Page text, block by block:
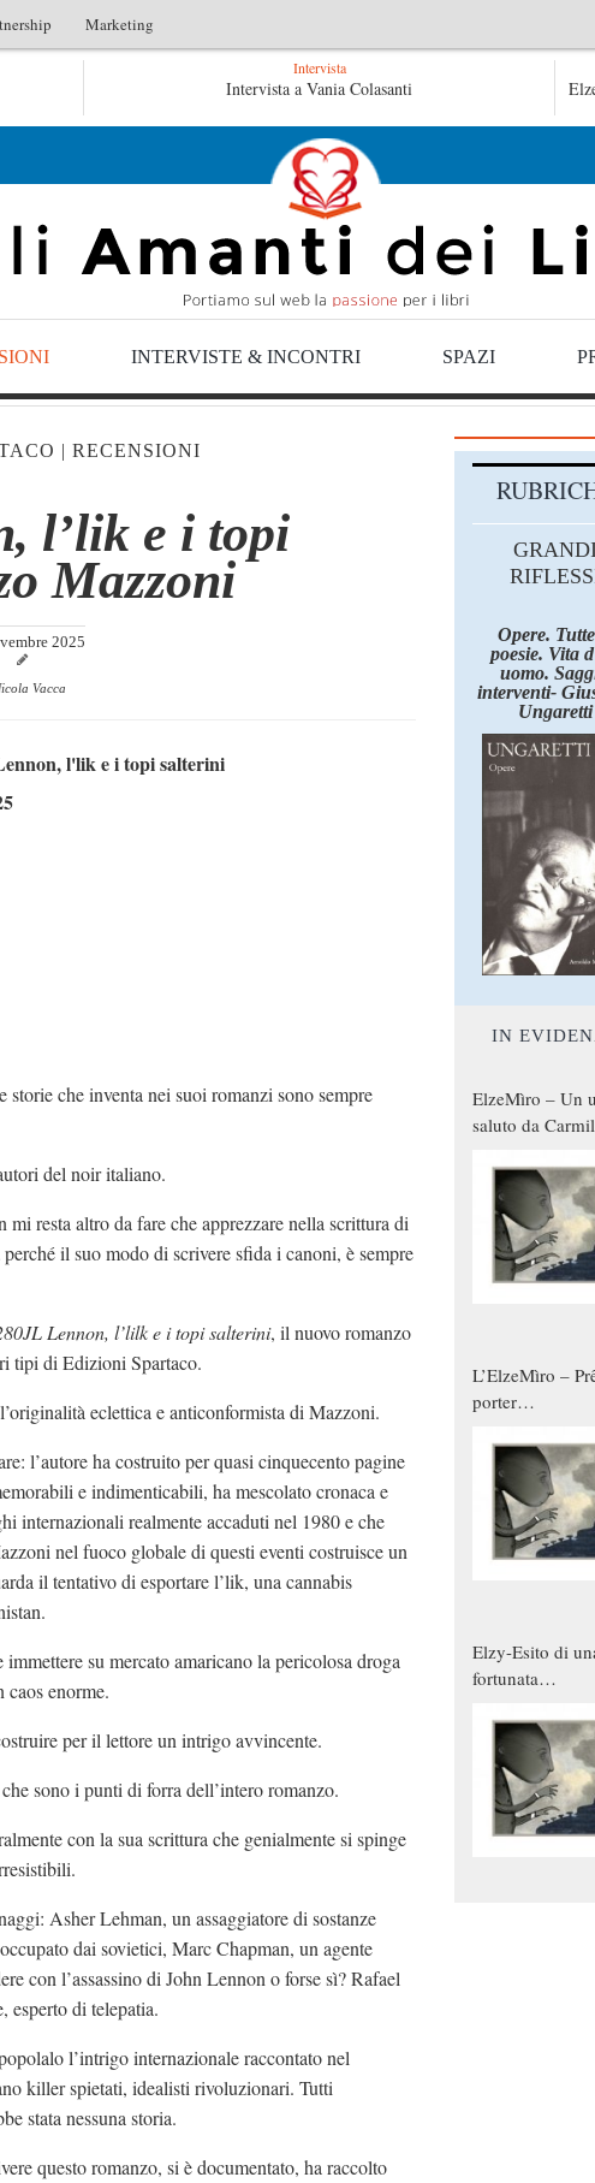
Marketing
& Lucentini Le anime salve di Fabrizio De André – Jan Gaggetta
– Jan Gaggetta
Intervista
Intervista a Vania Colasanti
INTERVISTE & INCONTRI SPAZI
| RECENSIONI
l’lik e i topi
Mazzoni
2025
Vacca
l'lik e i topi salterini
che inventa nei suoi romanzi sono sempre
del noir italiano.
resta altro da fare che apprezzare nella scrittura di
il suo modo di scrivere sfida i canoni, è sempre
Lennon, l’lilk e i topisalterini, il nuovo romanzo
tipi di Edizioni Spartaco.
eclettica e anticonformista di Mazzoni.
l’autore ha costruito per quasi cinquecento pagine
e indimenticabili, ha mescolato cronaca e
internazionali realmente accaduti nel 1980 e che
nel fuoco globale di questi eventi costruisce un
il tentativo di esportare l’lik, una cannabis
su mercato amaricano la pericolosa droga
caos enorme.
per il lettore un intrigo avvincente.
sono i punti di forra dell’intero romanzo.
con la sua scrittura che genialmente si spinge
Asher Lehman, un assaggiatore di sostanze
dai sovietici, Marc Chapman, un agente
con l’assassino di John Lennon o forse sì? Rafael
esperto di telepatia.
l’intrigo internazionale raccontato nel
killer spietati, idealisti rivoluzionari. Tutti
stata nessuna storia.
questo romanzo, si è documentato, ha raccolto
Opere.
poesie. Vita
uomo.
interventi-
Ungaretti
IN
ElzeMìro – Un
saluto da
qualche modo
donne
L’ElzeMìro –
porter
Elzy-Esito di
fortunata